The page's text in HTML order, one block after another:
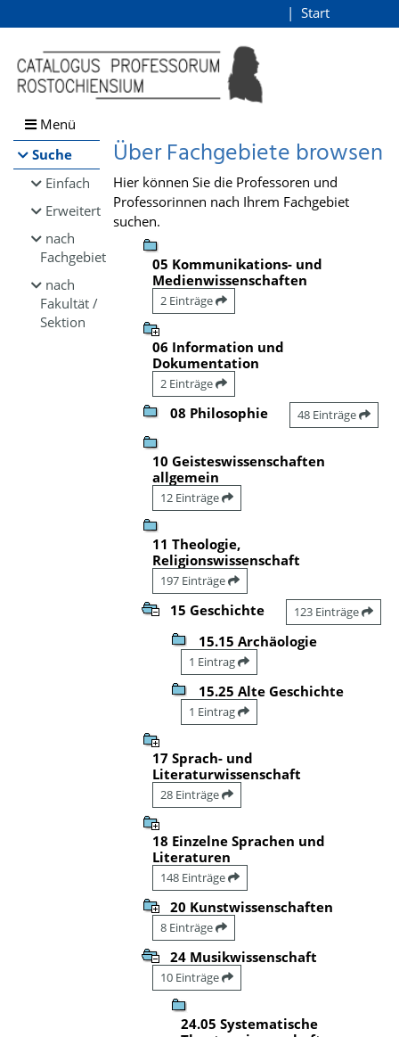
Browsen
direkt zum Inhalt
Start
Menü
Suche
Einfach
Erweitert
nach
Fachgebiet
nach
Fakultät /
Sektion
Über Fachgebiete browsen
Hier können Sie die Professoren und
Professorinnen nach Ihrem Fachgebiet
suchen.
05 Kommunikations- und
Medienwissenschaften
2 Einträge
06 Information und
Dokumentation
2 Einträge
08 Philosophie 48 Einträge
10 Geisteswissenschaften
allgemein
12 Einträge
11 Theologie,
Religionswissenschaft
197 Einträge
15 Geschichte 123 Einträge
15.15 Archäologie
1 Eintrag
15.25 Alte Geschichte
1 Eintrag
17 Sprach- und
Literaturwissenschaft
28 Einträge
18 Einzelne Sprachen und
Literaturen
148 Einträge
20 Kunstwissenschaften
8 Einträge
24 Musikwissenschaft
10 Einträge
24.05 Systematische